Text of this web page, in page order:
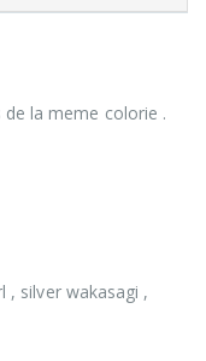
la meme colorie .
, silver wakasagi ,